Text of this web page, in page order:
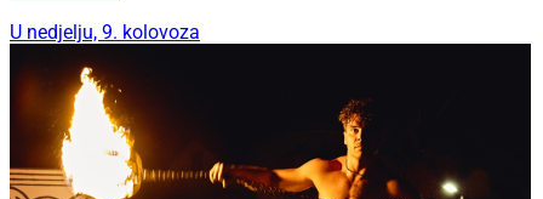
U nedjelju, 9. kolovoza